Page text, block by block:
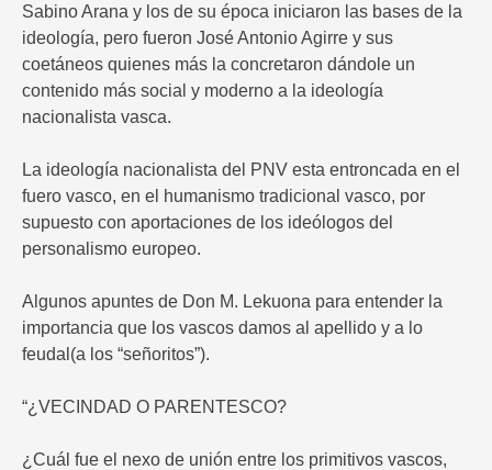
Sabino Arana y los de su época iniciaron las bases de la
ideología, pero fueron José Antonio Agirre y sus
coetáneos quienes más la concretaron dándole un
contenido más social y moderno a la ideología
nacionalista vasca.
La ideología nacionalista del PNV esta entroncada en el
fuero vasco, en el humanismo tradicional vasco, por
supuesto con aportaciones de los ideólogos del
personalismo europeo.
Algunos apuntes de Don M. Lekuona para entender la
importancia que los vascos damos al apellido y a lo
feudal(a los “señoritos”).
“¿VECINDAD O PARENTESCO?
¿Cuál fue el nexo de unión entre los primitivos vascos,